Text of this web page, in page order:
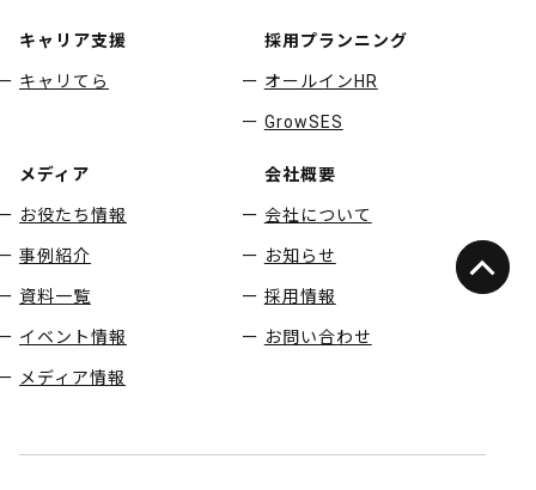
キャリア支援
キャリてら
採用プランニング
オールインHR
GrowSES
メディア
お役たち情報
事例紹介
資料一覧
イベント情報
メディア情報
会社概要
会社について
お知らせ
採用情報
お問い合わせ